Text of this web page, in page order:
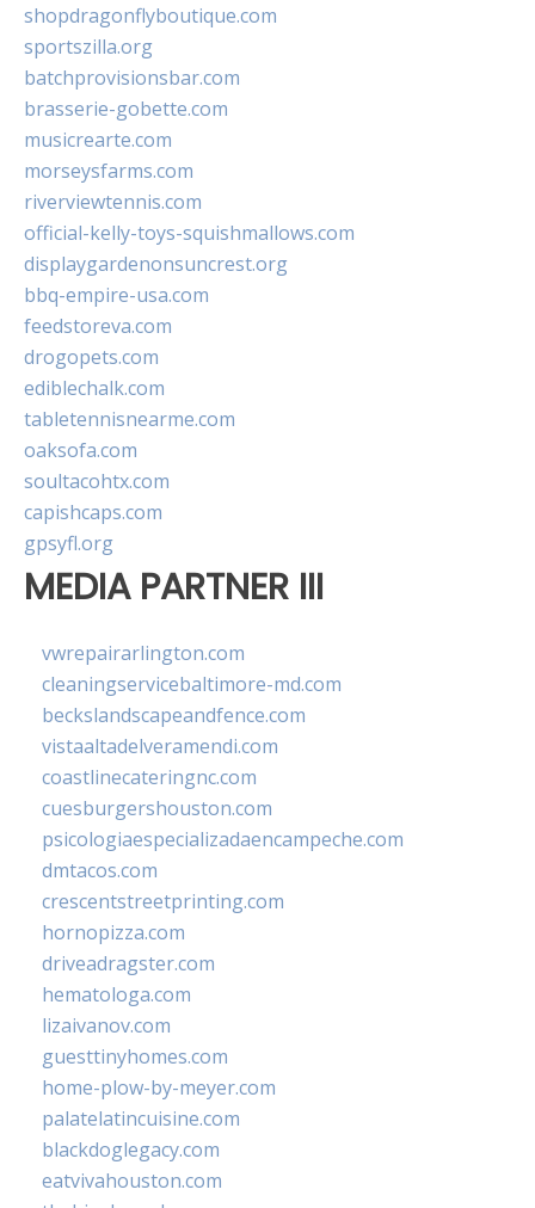
shopdragonflyboutique.com
sportszilla.org
batchprovisionsbar.com
brasserie-gobette.com
musicrearte.com
morseysfarms.com
riverviewtennis.com
official-kelly-toys-squishmallows.com
displaygardenonsuncrest.org
bbq-empire-usa.com
feedstoreva.com
drogopets.com
ediblechalk.com
tabletennisnearme.com
oaksofa.com
soultacohtx.com
capishcaps.com
gpsyfl.org
MEDIA PARTNER III
vwrepairarlington.com
cleaningservicebaltimore-md.com
beckslandscapeandfence.com
vistaaltadelveramendi.com
coastlinecateringnc.com
cuesburgershouston.com
psicologiaespecializadaencampeche.com
dmtacos.com
crescentstreetprinting.com
hornopizza.com
driveadragster.com
hematologa.com
lizaivanov.com
guesttinyhomes.com
home-plow-by-meyer.com
palatelatincuisine.com
blackdoglegacy.com
eatvivahouston.com